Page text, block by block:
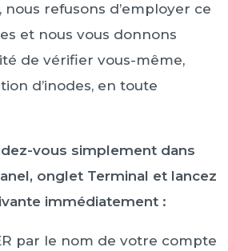
nous refusons d’employer ce
et nous vous donnons
de vérifier vous-même,
d’inodes, en toute
vous simplement dans
onglet Terminal et lancez
immédiatement :
par le nom de votre compte